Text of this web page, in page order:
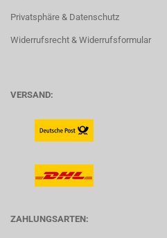
Privatsphäre & Datenschutz
Widerrufsrecht & Widerrufsformular
VERSAND:
ZAHLUNGSARTEN: